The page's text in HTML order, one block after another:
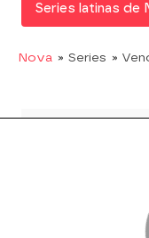
Series latinas de
Nova » Series »